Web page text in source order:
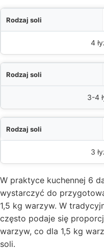
4
3-4
3
W praktyce kuchennej 6
wystarczyć do
1,5 kg warzyw. W
często podaje się
warzyw, co dla 1,5 kg
soli.